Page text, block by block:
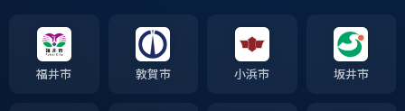
福井市 敦賀市 小浜市 坂井市